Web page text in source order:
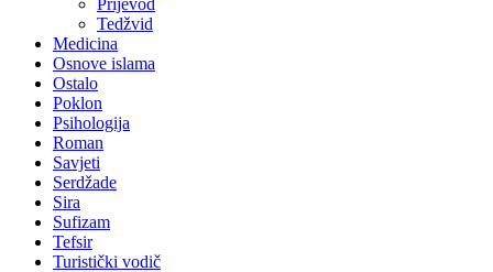
Prijevod
Tedžvid
Medicina
Osnove islama
Ostalo
Poklon
Psihologija
Roman
Savjeti
Serdžade
Sira
Sufizam
Tefsir
Turistički vodič